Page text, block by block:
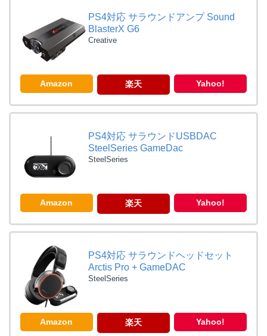
PS4対応 サラウンドアンプ Sound
BlasterX G6
Creative
Amazon 楽天 Yahoo!
PS4対応 サラウンドUSBDAC
SteelSeries GameDac
SteelSeries
Amazon 楽天 Yahoo!
PS4対応 サラウンドヘッドセット
Arctis Pro + GameDAC
SteelSeries
Amazon 楽天 Yahoo!